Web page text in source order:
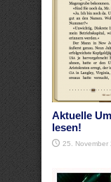
Aktuelle
lesen!
25. November